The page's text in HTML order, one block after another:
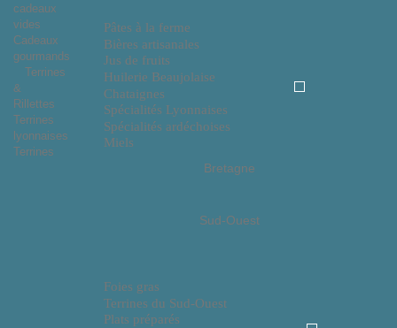
Pâtes à la ferme
Bières artisanales
Jus de fruits
Huilerie Beaujolaise
Chataignes
Spécialités Lyonnaises
Spécialités ardéchoises
Miels
Bretagne
Sud-Ouest
Foies gras
Terrines du Sud-Ouest
Plats préparés
cadeaux
vides
Cadeaux
gourmands
Terrines
&
Rillettes
Terrines
lyonnaises
Terrines